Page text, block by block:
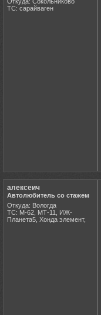
ТС: сарайваген
алексеич
Автолюбитель со стажем
Откуда: Вологда
ТС: М-62, МТ-11, ИЖ-
Планета5, Хонда элемент,